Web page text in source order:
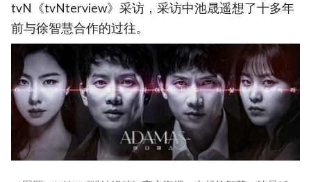
tvN《tvNterview》采访，采访中池晟遥想了十多年
前与徐智慧合作的过往。